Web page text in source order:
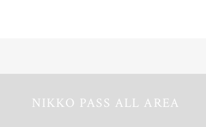
NIKKO PASS ALL AREA